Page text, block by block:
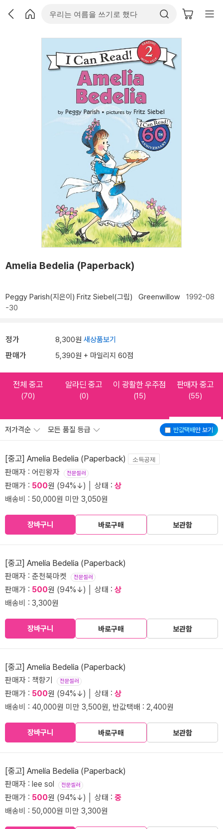
Amelia Bedelia (Paperback)
Peggy Parish(지은이) Fritz Siebel(그림) Greenwillow 1992-08
-30
정가 8,300원 새상품보기
판매가 5,390원 + 마일리지 60점
전체 중고
(70)
알라딘 중고
(0)
이 광활한 우주점
(15)
판매자 중고
(55)
반값택배만 보기
저가격순 모든 품질 등급
[중고] Amelia Bedelia (Paperback) 소득공제
판매자 : 어린왕자 전문셀러
판매가 : 500원 (94%↓) │ 상태 : 상
배송비 : 50,000원 미만 3,050원
장바구니 바로구매 보관함
[중고] Amelia Bedelia (Paperback)
판매자 : 춘천북마켓 전문셀러
판매가 : 500원 (94%↓) │ 상태 : 상
배송비 : 3,300원
장바구니 바로구매 보관함
[중고] Amelia Bedelia (Paperback)
판매자 : 책향기 전문셀러
판매가 : 500원 (94%↓) │ 상태 : 상
배송비 : 40,000원 미만 3,500원, 반값택배 : 2,400원
장바구니 바로구매 보관함
[중고] Amelia Bedelia (Paperback)
판매자 : lee sol 전문셀러
판매가 : 500원 (94%↓) │ 상태 : 중
배송비 : 50,000원 미만 3,300원